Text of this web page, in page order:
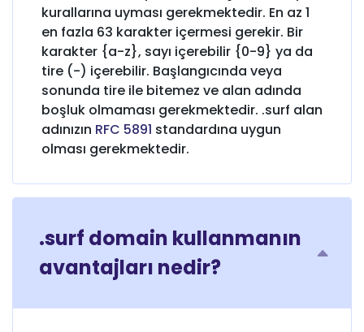
kurallarına uyması gerekmektedir. En az 1
en fazla 63 karakter içermesi gerekir. Bir
karakter {a-z}, sayı içerebilir {0-9} ya da
tire (-) içerebilir. Başlangıcında veya
sonunda tire ile bitemez ve alan adında
boşluk olmaması gerekmektedir. .surf alan
adınızın RFC 5891 standardına uygun
olması gerekmektedir.
.surf domain kullanmanın
avantajları nedir?